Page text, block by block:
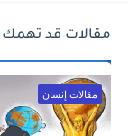
مقالات قد تهمك
مقالات إنسان